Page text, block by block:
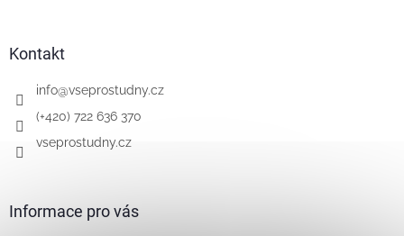
Kontakt
info@vseprostudny.cz
(+420) 722 636 370
vseprostudny.cz
Informace pro vás